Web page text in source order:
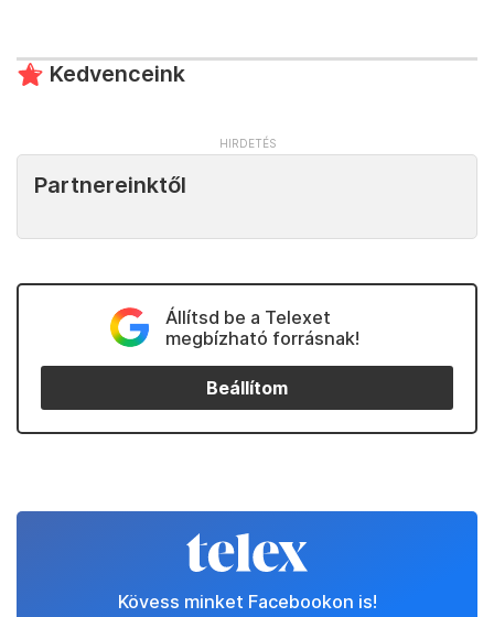
Kedvenceink
Partnereinktől
Állítsd be a Telexet
megbízható forrásnak!
Beállítom
Kövess minket Facebookon is!